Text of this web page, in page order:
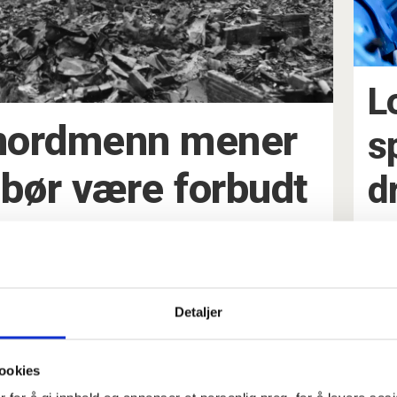
Detaljer
mener
være forbudt
D.D.E vil
langs